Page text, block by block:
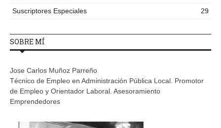
Suscriptores Especiales
29
SOBRE MÍ
Jose Carlos Muñoz Parreño
Técnico de Empleo en Administración Pública Local. Promotor
de Empleo y Orientador Laboral. Asesoramiento
Emprendedores